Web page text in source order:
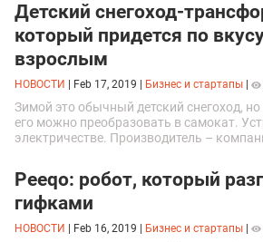
Детский снегоход-
который придется по
взрослым
НОВОСТИ Feb 17, 2019 Бизнес и стартапы
Зимой это обычный детский снегоход, но
его можно преобразовать в самокат.
электричестве. Производитель –
Peeqo: робот, который
гифками
НОВОСТИ Feb 16, 2019 Бизнес и стартапы